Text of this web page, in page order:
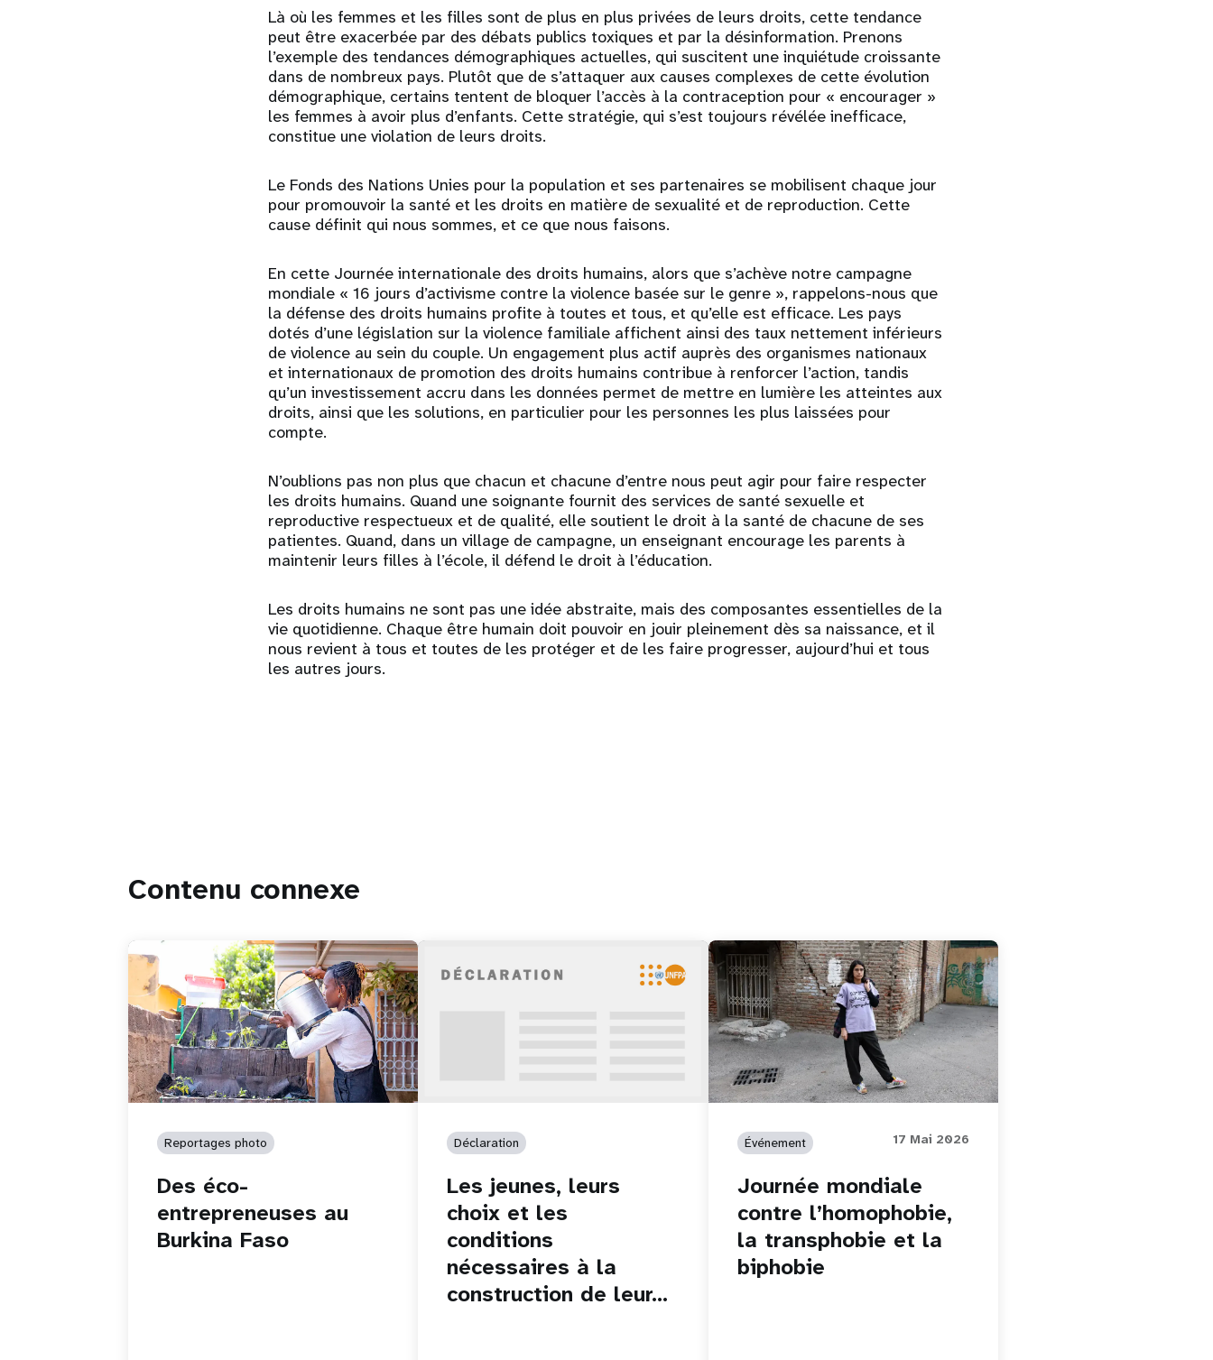
Là où les femmes et les filles sont de plus en plus privées de leurs droits, cette tendance
peut être exacerbée par des débats publics toxiques et par la désinformation. Prenons
l’exemple des tendances démographiques actuelles, qui suscitent une inquiétude croissante
dans de nombreux pays. Plutôt que de s’attaquer aux causes complexes de cette évolution
démographique, certains tentent de bloquer l’accès à la contraception pour « encourager »
les femmes à avoir plus d’enfants. Cette stratégie, qui s’est toujours révélée inefficace,
constitue une violation de leurs droits.
Le Fonds des Nations Unies pour la population et ses partenaires se mobilisent chaque jour
pour promouvoir la santé et les droits en matière de sexualité et de reproduction. Cette
cause définit qui nous sommes, et ce que nous faisons.
En cette Journée internationale des droits humains, alors que s’achève notre campagne
mondiale « 16 jours d’activisme contre la violence basée sur le genre », rappelons-nous que
la défense des droits humains profite à toutes et tous, et qu’elle est efficace. Les pays
dotés d’une législation sur la violence familiale affichent ainsi des taux nettement inférieurs
de violence au sein du couple. Un engagement plus actif auprès des organismes nationaux
et internationaux de promotion des droits humains contribue à renforcer l’action, tandis
qu’un investissement accru dans les données permet de mettre en lumière les atteintes aux
droits, ainsi que les solutions, en particulier pour les personnes les plus laissées pour
compte.
N’oublions pas non plus que chacun et chacune d’entre nous peut agir pour faire respecter
les droits humains. Quand une soignante fournit des services de santé sexuelle et
reproductive respectueux et de qualité, elle soutient le droit à la santé de chacune de ses
patientes. Quand, dans un village de campagne, un enseignant encourage les parents à
maintenir leurs filles à l’école, il défend le droit à l’éducation.
Les droits humains ne sont pas une idée abstraite, mais des composantes essentielles de la
vie quotidienne. Chaque être humain doit pouvoir en jouir pleinement dès sa naissance, et il
nous revient à tous et toutes de les protéger et de les faire progresser, aujourd’hui et tous
les autres jours.
Contenu connexe
Reportages photo
Des éco-
entrepreneuses au
Burkina Faso
Déclaration
Les jeunes, leurs
choix et les
conditions
nécessaires à la
construction de leur…
Événement 17 Mai 2026
Journée mondiale
contre l’homophobie,
la transphobie et la
biphobie